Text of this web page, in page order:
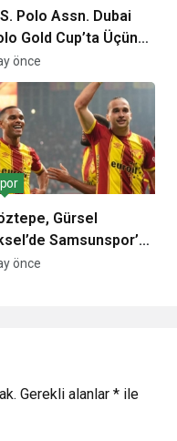
Polo Assn. Dubai
Gold Cup’ta Üçüncü
Sponsor Oldu:
Önemli?
önce
Gürsel
Samsunspor’u
skorla geçerek
önce
Gerekli alanlar * ile